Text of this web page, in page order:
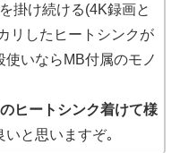
掛け続ける(4K録画と
リしたヒートシンクが
使いならMB付属のモノ
ヒートシンク着けて様
いと思いますぞ｡